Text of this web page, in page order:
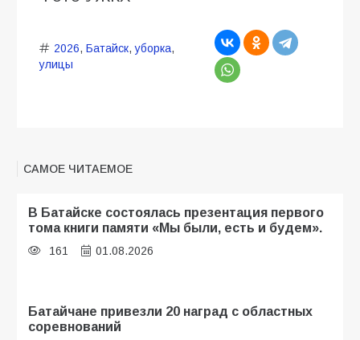
2026, Батайск,уборка,
улицы
САМОЕ ЧИТАЕМОЕ
В Батайске состоялась презентация первого
тома книги памяти «Мы были, есть и будем».
161 01.08.2026
Батайчане привезли 20 наград с областных
соревнований